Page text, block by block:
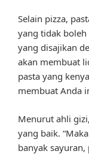
Selain pizza,
yang tidak
yang disajikan
akan membuat
pasta yang
membuat Anda
Menurut ahli
yang baik.
banyak